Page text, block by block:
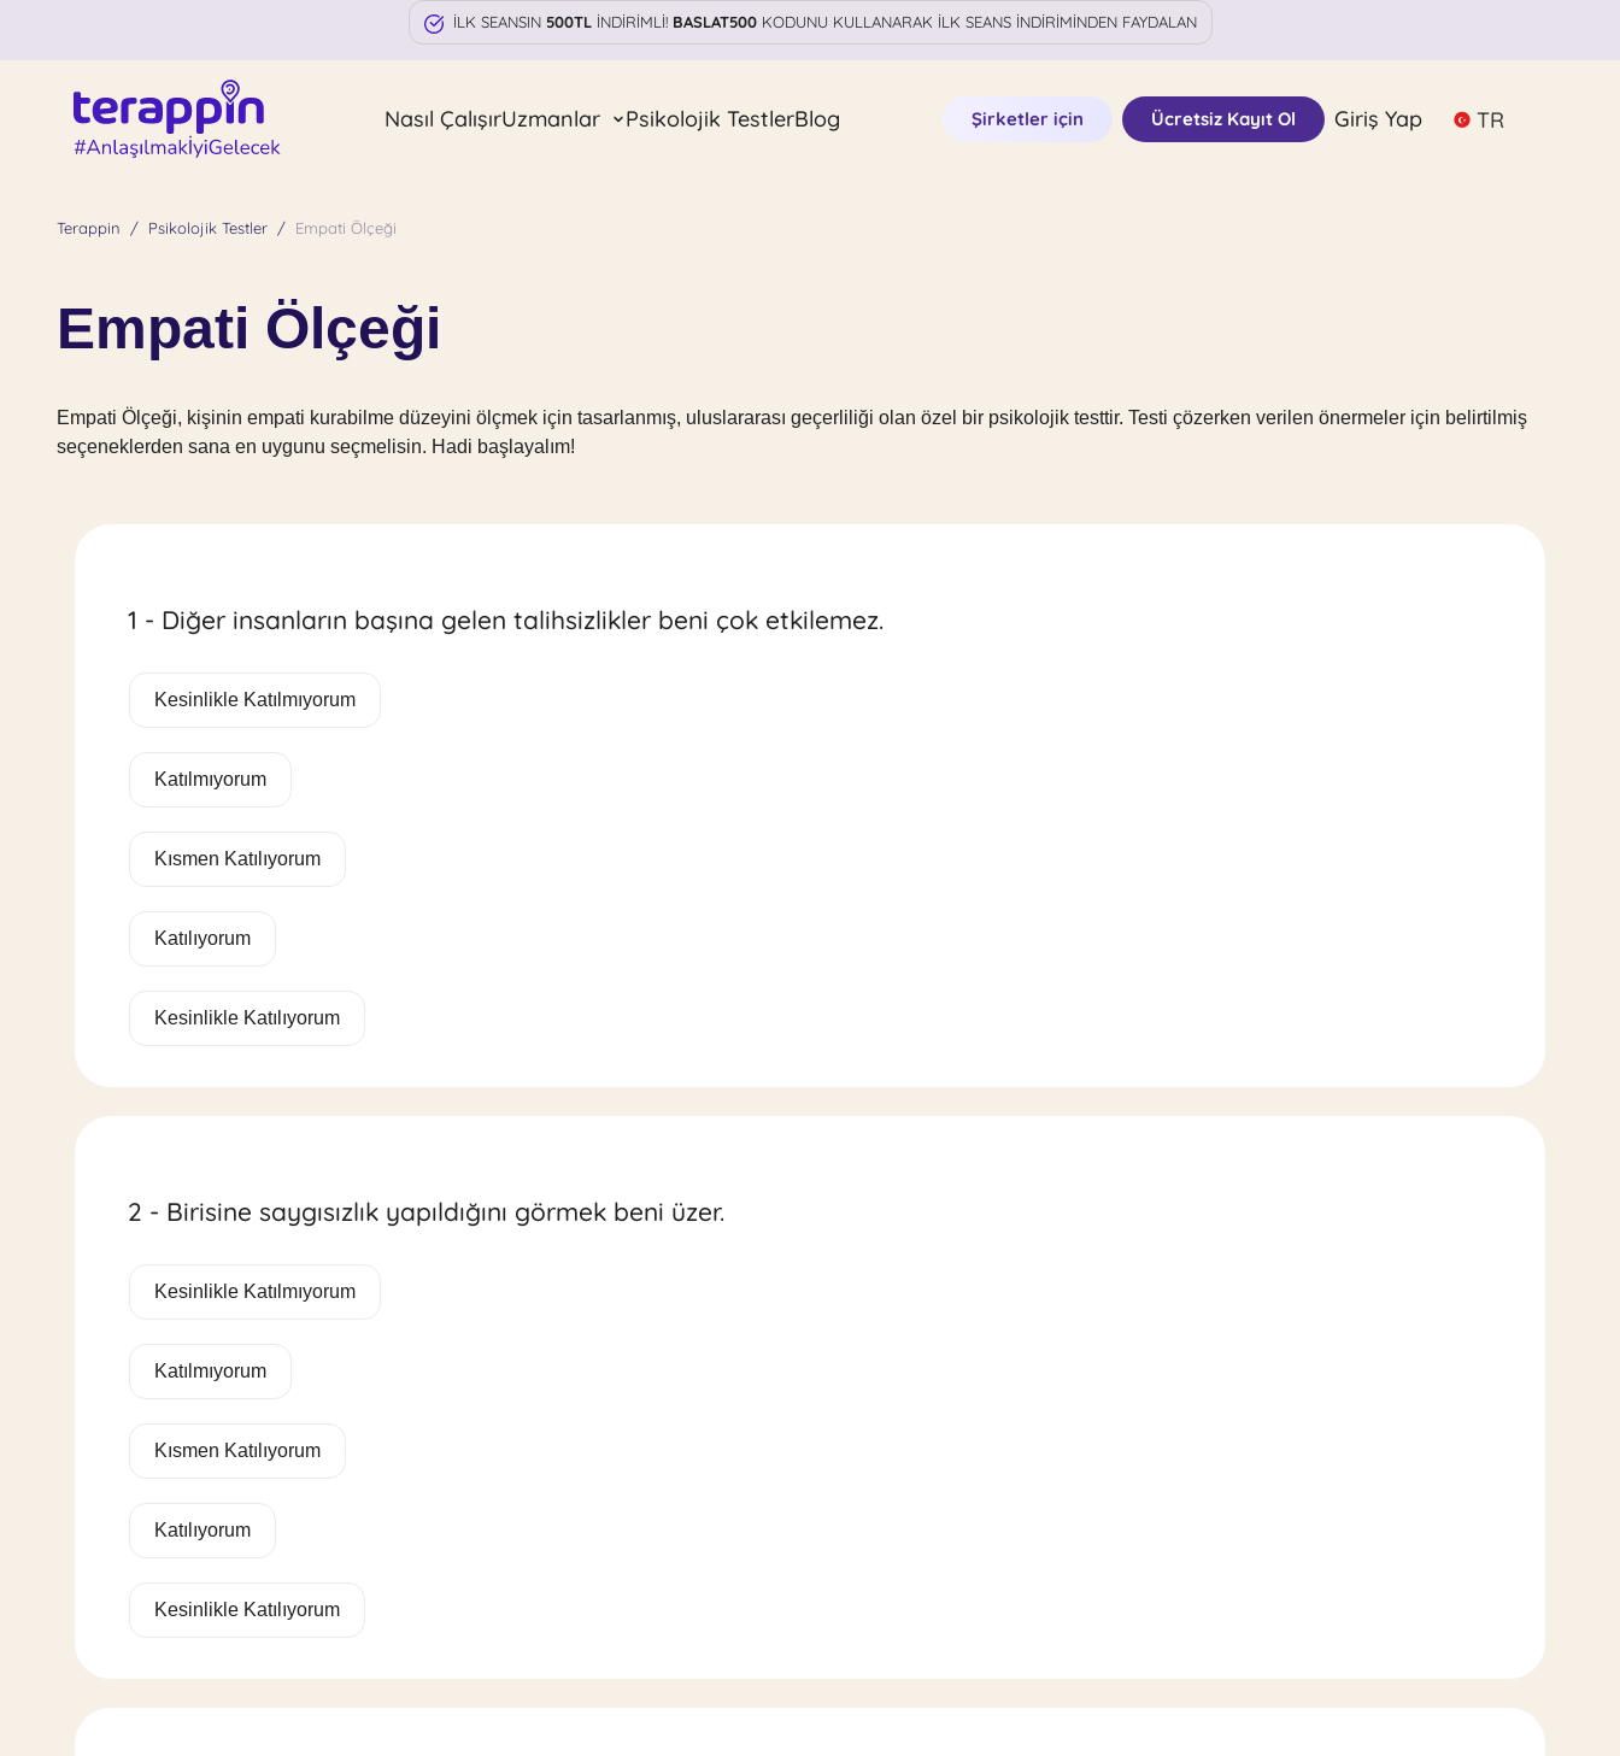
İLK SEANSIN 500TLİNDİRİMLİ! BASLAT500KODUNU KULLANARAK İLK SEANS İNDİRİMİNDEN FAYDALAN
Nasıl ÇalışırUzmanlar Psikolojik TestlerBlog Şirketler için Ücretsiz Kayıt Ol Giriş Yap TR
Terappin Psikolojik Testler Empati Ölçeği
Empati Ölçeği
Empati Ölçeği, kişinin empati kurabilme düzeyini ölçmek için tasarlanmış, uluslararası geçerliliği olan özel bir psikolojik testtir. Testi çözerken verilen önermeler için belirtilmiş
seçeneklerden sana en uygunu seçmelisin. Hadi başlayalım!
1 - Diğer insanların başına gelen talihsizlikler beni çok etkilemez.
Kesinlikle Katılmıyorum
Katılmıyorum
Kısmen Katılıyorum
Katılıyorum
Kesinlikle Katılıyorum
2 - Birisine saygısızlık yapıldığını görmek beni üzer.
Kesinlikle Katılmıyorum
Katılmıyorum
Kısmen Katılıyorum
Katılıyorum
Kesinlikle Katılıyorum